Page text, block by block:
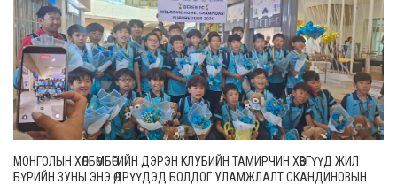
МОНГОЛЫН ХӨЛБӨМБӨГИЙН ДЭРЭН КЛУБИЙН ТАМИРЧИН ХӨВГҮҮД ЖИЛ
БҮРИЙН ЗУНЫ ЭНЭ ӨДРҮҮДЭД БОЛДОГ УЛАМЖЛАЛТ СКАНДИНОВЫН